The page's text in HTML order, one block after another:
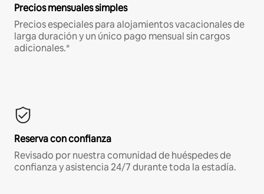
Precios mensuales simples
Precios especiales para alojamientos vacacionales de
larga duración y un único pago mensual sin cargos
adicionales.*
Reserva con confianza
Revisado por nuestra comunidad de huéspedes de
confianza y asistencia 24/7 durante toda la estadía.